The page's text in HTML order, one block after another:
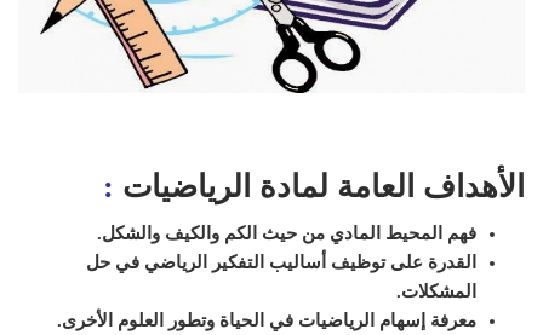
الأهداف العامة لمادة الرياضيات :
فهم المحيط المادي من حيث الكم والكيف والشكل.
القدرة على توظيف أساليب التفكير الرياضي في حل
المشكلات.
معرفة إسهام الرياضيات في الحياة وتطور العلوم الأخرى.